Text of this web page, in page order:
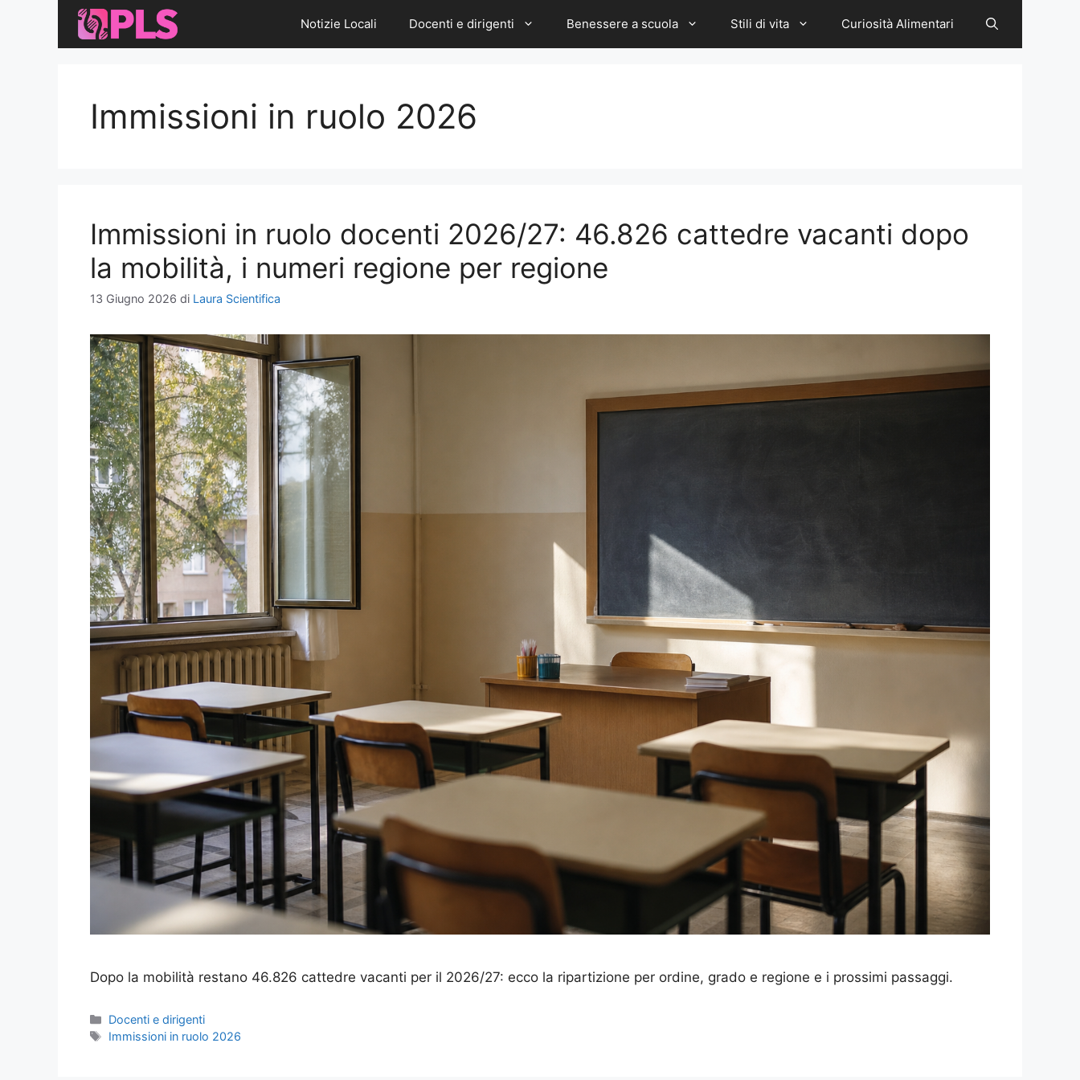
contenuto
Notizie Locali Docenti e dirigenti Benessere a scuola Stili di vita Curiosità Alimentari
Immissioni in ruolo 2026
Immissioni in ruolo docenti 2026/27: 46.826 cattedre vacanti dopo
la mobilità, i numeri regione per regione
13 Giugno 2026 di Laura Scientifica
Dopo la mobilità restano 46.826 cattedre vacanti per il 2026/27: ecco la ripartizione per ordine, grado e regione e i prossimi passaggi.
Categorie
Docenti e dirigenti
Tag
Immissioni in ruolo 2026